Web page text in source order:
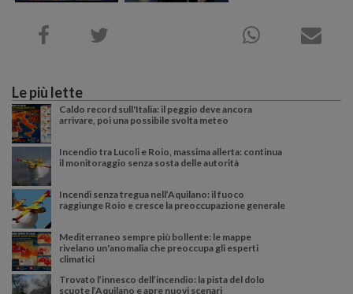
Le più lette
Caldo record sull'Italia: il peggio deve ancora
arrivare, poi una possibile svolta meteo
Incendio tra Lucoli e Roio, massima allerta: continua
il monitoraggio senza sosta delle autorità
Incendi senza tregua nell’Aquilano: il fuoco
raggiunge Roio e cresce la preoccupazione generale
Mediterraneo sempre più bollente: le mappe
rivelano un'anomalia che preoccupa gli esperti
climatici
Trovato l’innesco dell’incendio: la pista del dolo
scuote l’Aquilano e apre nuovi scenari